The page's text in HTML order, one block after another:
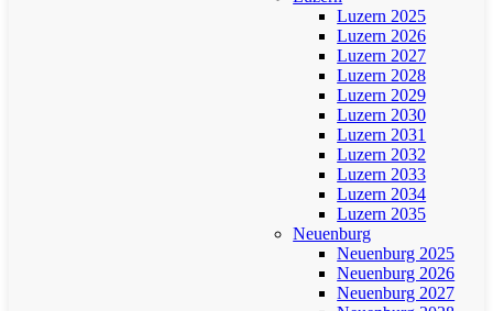
Luzern 2025
Luzern 2026
Luzern 2027
Luzern 2028
Luzern 2029
Luzern 2030
Luzern 2031
Luzern 2032
Luzern 2033
Luzern 2034
Luzern 2035
Neuenburg
Neuenburg 2025
Neuenburg 2026
Neuenburg 2027